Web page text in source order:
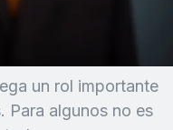
un rol importante
Para algunos no es